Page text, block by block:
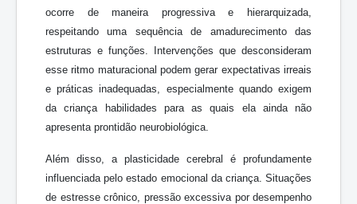
ocorre de maneira progressiva e hierarquizada,
respeitando uma sequência de amadurecimento das
estruturas e funções. Intervenções que desconsideram
esse ritmo maturacional podem gerar expectativas irreais
e práticas inadequadas, especialmente quando exigem
da criança habilidades para as quais ela ainda não
apresenta prontidão neurobiológica.
Além disso, a plasticidade cerebral é profundamente
influenciada pelo estado emocional da criança. Situações
de estresse crônico, pressão excessiva por desempenho